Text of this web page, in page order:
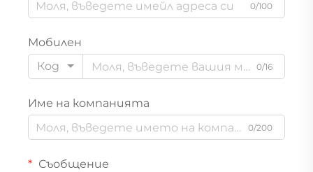
0/100
Мобилен
Код
0/16
Име на компанията
0/200
Съобщение